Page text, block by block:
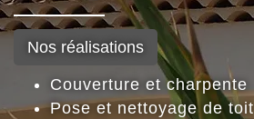
Nos réalisations
Couverture et charpente
Pose et nettoyage de toit